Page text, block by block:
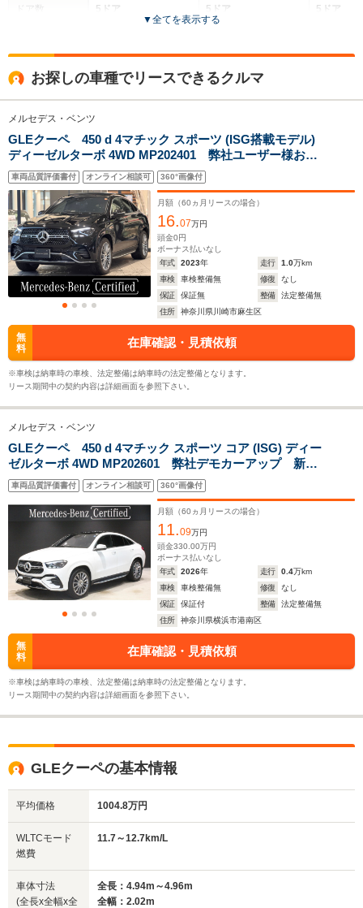
ドア数
サイズ
(全長x全幅x全高)
WLTCモード
燃費
駆動方式
5ドア
全高
2.02m
全長
4.95m～4.96m
ホイールベース
-m
9.5～9.8km/L
└市街地:6.5～
6.7km/L
└郊外:9.9～10.2km/L
└高速道路:11.3～
5ドア
全高
1.89m～1.92m
全長
4.77m
11.9～18.2km/L
└市街地:9.2～
└郊外:12.1～
└高速道路:13.4～
20.4km/L
5ドア
全高
11.4km/L
15.9km/L
▼全てを表示する
お探しの車種でリースできるクルマ
メルセデス・ベンツ
GLEクーペ 450 d 4マチック スポーツ (ISG搭載モデル)
ディーゼルターボ 4WD MP202401 弊社ユーザー様お下
取り車 新車保証継承 E-ACTIVEコントロール 本革シ
ート サンルーフ 360度カメラ AMGエクステリア
前席パワーシート シートヒーター ベンチレーター
ドアクロージングサポーター
車両品質評価書付 オンライン相談可 360°画像付
月額（60 ヵ月リースの場合）
16.07万円
頭金0円
ボーナス払いなし
年式
2023年 走行 1.0万km
車検
車検整備無 修復
なし
保証
保証無 整備
法定整備無
住所
神奈川県川崎市麻生区
無
料
在庫確認・見積依頼
※車検は納車時の車検、法定整備は納車時の法定整備となります。
リース期間中の契約内容は詳細画面を参照下さい。
メルセデス・ベンツ
GLEクーペ 450 d 4マチック スポーツ コア (ISG) ディー
ゼルターボ 4WD MP202601 弊社デモカーアップ 新車
保証継承 ドライビングアシスタンスパッケージ360°カ
メラシステム パノラミックスライディングルーフ ア
ンビエントライト MBUXARナビゲーション シートベ
車両品質評価書付 オンライン相談可 360°画像付
月額（60 ヵ月リースの場合）
11.09万円
頭金330.00万円
ボーナス払いなし
年式
2026年 走行 0.4万km
車検
車検整備無 修復
なし
保証
保証付 整備
法定整備無
住所
神奈川県横浜市港南区
無
料
在庫確認・見積依頼
※車検は納車時の車検、法定整備は納車時の法定整備となります。
リース期間中の契約内容は詳細画面を参照下さい。
GLEクーペの基本情報
平均価格 1004.8万円
WLTCモード
燃費
11.7～12.7km/L
車体寸法
(全長x全幅x全
全長：4.94m～4.96m
全幅：2.02m